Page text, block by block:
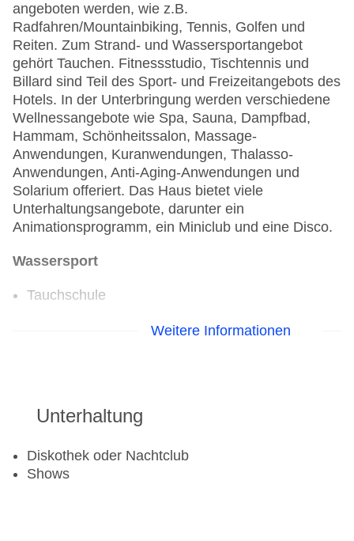
angeboten werden, wie z.B.
Radfahren/Mountainbiking, Tennis, Golfen und
Reiten. Zum Strand- und Wassersportangebot
gehört Tauchen. Fitnessstudio, Tischtennis und
Billard sind Teil des Sport- und Freizeitangebots des
Hotels. In der Unterbringung werden verschiedene
Wellnessangebote wie Spa, Sauna, Dampfbad,
Hammam, Schönheitssalon, Massage-
Anwendungen, Kuranwendungen, Thalasso-
Anwendungen, Anti-Aging-Anwendungen und
Solarium offeriert. Das Haus bietet viele
Unterhaltungsangebote, darunter ein
Animationsprogramm, ein Miniclub und eine Disco.
Wassersport
Tauchschule
Tennisplatz
Weitere Informationen
Unterhaltung
Diskothek oder Nachtclub
Shows